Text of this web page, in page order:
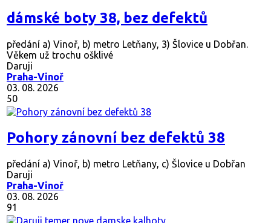
dámské boty 38, bez defektů
předání a) Vinoř, b) metro Letňany, 3) Šlovice u Dobřan.
Věkem už trochu ošklivé
Daruji
Praha-Vinoř
03. 08. 2026
50
Pohory zánovní bez defektů 38
předání a) Vinoř, b) metro Letňany, c) Šlovice u Dobřan
Daruji
Praha-Vinoř
03. 08. 2026
91